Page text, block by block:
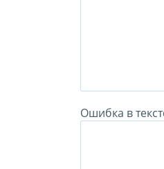
Ошибка в